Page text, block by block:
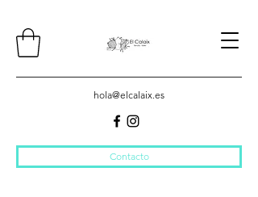
hola@elcalaix.es
Contacto